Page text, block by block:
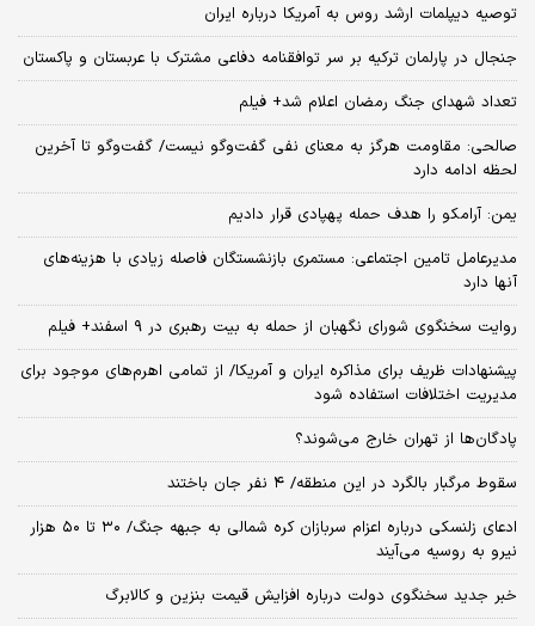
توصیه دیپلمات ارشد روس به آمریکا درباره ایران
جنجال در پارلمان ترکیه بر سر توافقنامه دفاعی مشترک با عربستان و پاکستان
تعداد شهدای جنگ رمضان اعلام شد+ فیلم
صالحی: مقاومت هرگز به معنای نفی گفت‌وگو نیست/ گفت‌وگو تا آخرین
لحظه ادامه دارد
یمن: آرامکو را هدف حمله پهپادی قرار دادیم
مدیرعامل تامین اجتماعی: مستمری بازنشستگان فاصله زیادی با هزینه‌های
آنها دارد
روایت سخنگوی شورای نگهبان از حمله به بیت رهبری در ۹ اسفند+ فیلم
پیشنهادات ظریف برای مذاکره ایران و آمریکا/ از تمامی اهرم‌های موجود برای
مدیریت اختلافات استفاده شود
پادگان‌ها از تهران خارج می‌شوند؟
سقوط مرگبار بالگرد در این منطقه/ ۴ نفر جان باختند
ادعای زلنسکی درباره اعزام سربازان کره شمالی به جبهه جنگ/ ۳۰ تا ۵۰ هزار
نیرو به روسیه می‌آیند
خبر جدید سخنگوی دولت درباره افزایش قیمت بنزین و کالابرگ